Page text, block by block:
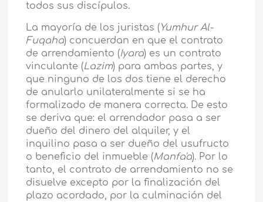
todos sus discípulos.
La mayoría de los juristas (Yumhur Al-
Fuqaha) concuerdan en que el contrato
de arrendamiento (Iyara) es un contrato
vinculante (Lazim) para ambas partes, y
que ninguno de los dos tiene el derecho
de anularlo unilateralmente si se ha
formalizado de manera correcta. De esto
se deriva que: el arrendador pasa a ser
dueño del dinero del alquiler, y el
inquilino pasa a ser dueño del usufructo
o beneficio del inmueble (Manfa'a). Por lo
tanto, el contrato de arrendamiento no se
disuelve excepto por la finalización del
plazo acordado, por la culminación del